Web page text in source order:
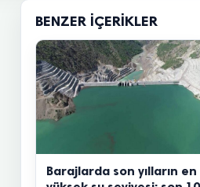
BENZER İÇERIKLER
Barajlarda son yılların en